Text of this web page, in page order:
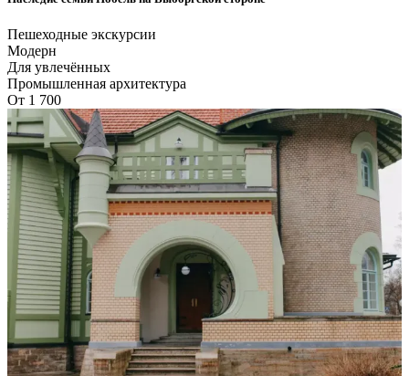
Пешеходные экскурсии
Модерн
Для увлечённых
Промышленная архитектура
От 1 700